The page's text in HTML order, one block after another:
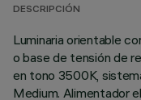
DESCRIPCIÓN
Luminaria orientable
o base de tensión de
en tono 3500K,
Medium. Alimentador